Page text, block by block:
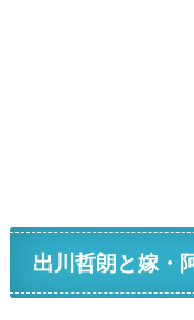
出川哲朗と嫁・